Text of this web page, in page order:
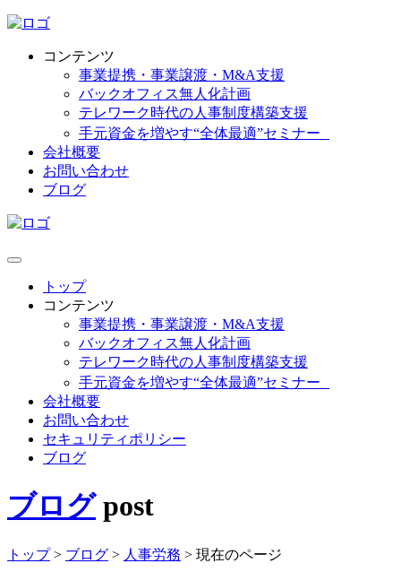
コンテンツ
事業提携・事業譲渡・M&A支援
バックオフィス無人化計画
テレワーク時代の人事制度構築支援
手元資金を増やす“全体最適”セミナー
会社概要
お問い合わせ
ブログ
トップ
コンテンツ
事業提携・事業譲渡・M&A支援
バックオフィス無人化計画
テレワーク時代の人事制度構築支援
手元資金を増やす“全体最適”セミナー
会社概要
お問い合わせ
セキュリティポリシー
ブログ
ブログ post
トップ> ブログ > 人事労務 > 現在のページ